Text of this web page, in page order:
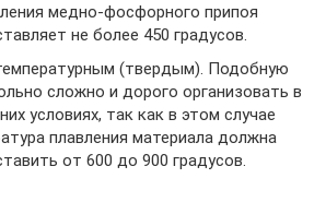
медно-фосфорного припоя
не более 450 градусов.
(твердым). Подобную
сложно и дорого организовать в
условиях, так как в этом случае
плавления материала должна
от 600 до 900 градусов.